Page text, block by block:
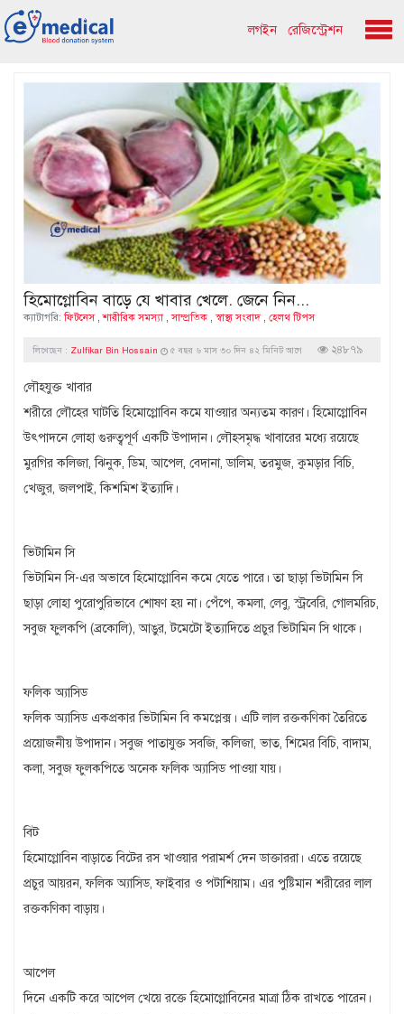
লগইন রেজিস্ট্রেশন
হিমোগ্লোবিন বাড়ে যে খাবার খেলে. জেনে নিন...
ক্যাটাগরি:ফিটনেস,শারীরিক সমস্যা,সাম্প্রতিক স্বাস্থ্য সংবাদ হেলথ টিপস
লিখেছেন : Zulfikar Bin Hossain ৫ বছর ৬ মাস ৩০ দিন ৪২ মিনিট আগে ২৪৮৭৯
লৌহযুক্ত খাবার
শরীরে লৌহের ঘাটতি হিমোগ্লোবিন কমে যাওয়ার অন্যতম কারণ। হিমোগ্লোবিন
উৎপাদনে লোহা গুরুত্বপূর্ণ একটি উপাদান। লৌহসমৃদ্ধ খাবারের মধ্যে রয়েছে
মুরগির কলিজা, ঝিনুক, ডিম, আপেল, বেদানা, ডালিম, তরমুজ, কুমড়ার বিচি,
খেজুর, জলপাই, কিশমিশ ইত্যাদি।
ভিটামিন সি
ভিটামিন সি-এর অভাবে হিমোগ্লোবিন কমে যেতে পারে। তা ছাড়া ভিটামিন সি
ছাড়া লোহা পুরোপুরিভাবে শোষণ হয় না। পেঁপে, কমলা, লেবু, স্ট্রবেরি, গোলমরিচ,
সবুজ ফুলকপি (ব্রকোলি), আঙুর, টমেটো ইত্যাদিতে প্রচুর ভিটামিন সি থাকে।
ফলিক অ্যাসিড
ফলিক অ্যাসিড একপ্রকার ভিটামিন বি কমপ্লেক্স। এটি লাল রক্তকণিকা তৈরিতে
প্রয়োজনীয় উপাদান। সবুজ পাতাযুক্ত সবজি, কলিজা, ভাত, শিমের বিচি, বাদাম,
কলা, সবুজ ফুলকপিতে অনেক ফলিক অ্যাসিড পাওয়া যায়।
বিট
হিমোগ্লোবিন বাড়াতে বিটের রস খাওয়ার পরামর্শ দেন ডাক্তাররা। এতে রয়েছে
প্রচুর আয়রন, ফলিক অ্যাসিড, ফাইবার ও পটাশিয়াম। এর পুষ্টিমান শরীরের লাল
রক্তকণিকা বাড়ায়।
আপেল
দিনে একটি করে আপেল খেয়ে রক্তে হিমোগ্লোবিনের মাত্রা ঠিক রাখতে পারেন।